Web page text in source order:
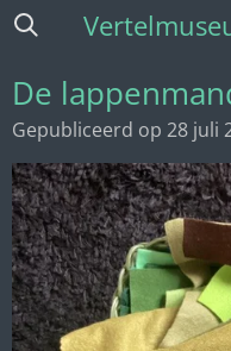
Ga
naar
de
hoofdinhoud
De
Gepubliceerd op 28 juli